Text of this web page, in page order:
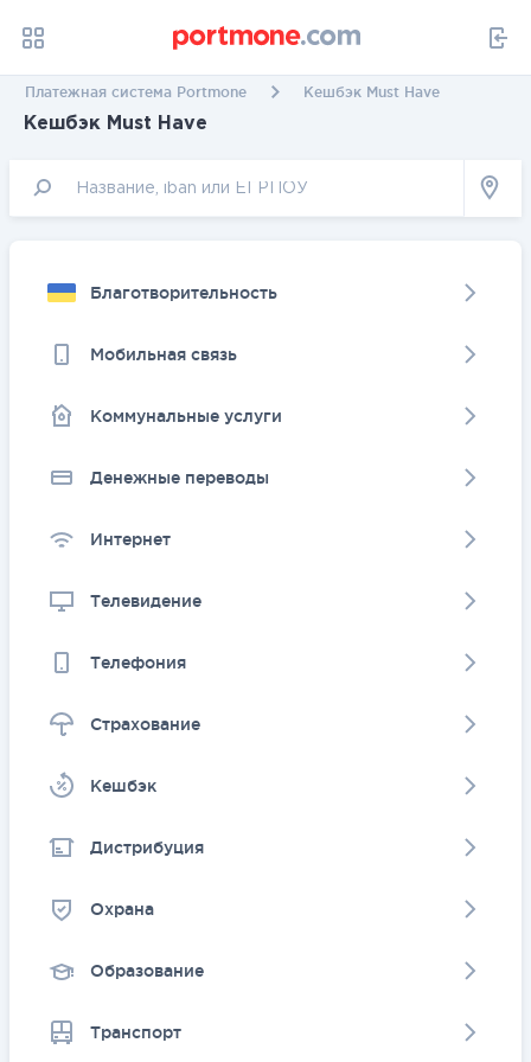
Платежная система Portmone Кешбэк Must Have
Кешбэк Must Have
Благотворительность
Мобильная связь
Коммунальные услуги
Денежные переводы
Интернет
Телевидение
Телефония
Страхование
Kешбэк
Дистрибуция
Охрана
Образование
Транспорт